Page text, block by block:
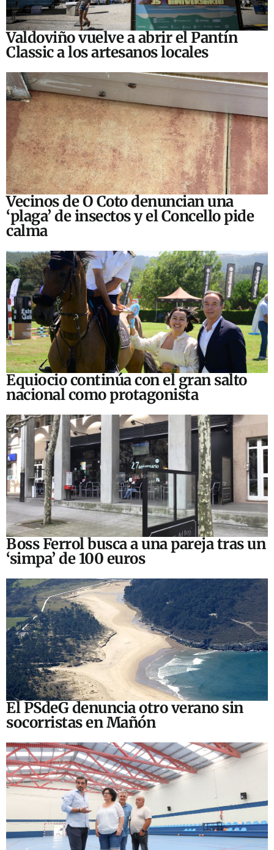
Valdoviño vuelve a abrir el Pantín
Classic a los artesanos locales
Vecinos de O Coto denuncian una
‘plaga’ de insectos y el Concello pide
calma
Equiocio continúa con el gran salto
nacional como protagonista
Boss Ferrol busca a una pareja tras un
‘simpa’ de 100 euros
El PSdeG denuncia otro verano sin
socorristas en Mañón